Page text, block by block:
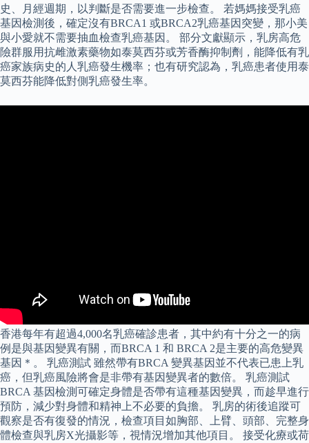
史、月經週期，以判斷是否需要進一步檢查。 若媽媽接受乳癌
基因檢測後，確定沒有BRCA1 或BRCA2乳癌基因突變，那小美
與小愛就不需要抽血檢查乳癌基因。 部分文獻顯示，乳房高危
險群服用抗雌激素藥物如泰莫西芬或芳香酶抑制劑，能降低有乳
癌家族病史的人乳癌發生機率；也有研究認為，乳癌患者使用泰
莫西芬能降低對側乳癌發生率。
香港每年有超過4,000名乳癌確診患者，其中約有十分之一的病
例是與基因變異有關，而BRCA 1 和 BRCA 2是主要的高危變異
基因＊。 乳癌測試 雖然帶有BRCA 變異基因並不代表已患上乳
癌，但乳癌風險將會是非帶有基因變異者的數倍。 乳癌測試
BRCA 基因檢測可確定身體是否帶有這種基因變異，而趁早進行
預防，減少對身體和精神上不必要的負擔。 乳房的術後追蹤可
觀察是否有復發的情況，檢查項目如胸部、上臂、頭部、完整身
體檢查與乳房X光攝影等，視情況增加其他項目。 接受化療或荷